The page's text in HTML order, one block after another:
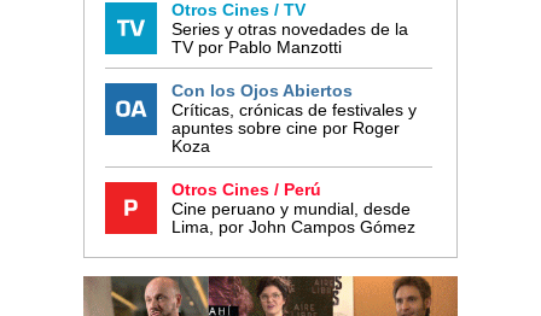
Otros Cines / TV
Series y otras novedades de la
TV por Pablo Manzotti
Con los Ojos Abiertos
Críticas, crónicas de festivales y
apuntes sobre cine por Roger
Koza
Otros Cines / Perú
Cine peruano y mundial, desde
Lima, por John Campos Gómez